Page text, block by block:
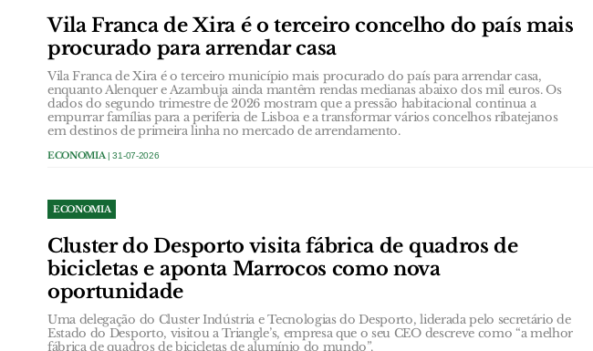
Vila Franca de Xira é o terceiro concelho do país mais
procurado para arrendar casa
Vila Franca de Xira é o terceiro município mais procurado do país para arrendar casa,
enquanto Alenquer e Azambuja ainda mantêm rendas medianas abaixo dos mil euros. Os
dados do segundo trimestre de 2026 mostram que a pressão habitacional continua a
empurrar famílias para a periferia de Lisboa e a transformar vários concelhos ribatejanos
em destinos de primeira linha no mercado de arrendamento.
ECONOMIA | 31-07-2026
ECONOMIA
Cluster do Desporto visita fábrica de quadros de
bicicletas e aponta Marrocos como nova
oportunidade
Uma delegação do Cluster Indústria e Tecnologias do Desporto, liderada pelo secretário de
Estado do Desporto, visitou a Triangle’s, empresa que o seu CEO descreve como “a melhor
fábrica de quadros de bicicletas de alumínio do mundo”.